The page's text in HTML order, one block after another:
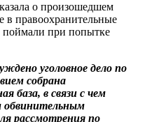
о произошедшем
в правоохранительные
поймали при попытке
уголовное дело по
собрана
база, в связи с чем
обвинительным
рассмотрения по